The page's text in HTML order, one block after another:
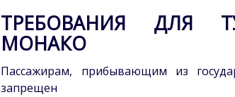
ТРЕБОВАНИЯ ДЛЯ
МОНАКО
Пассажирам, прибывающим из
запрещен